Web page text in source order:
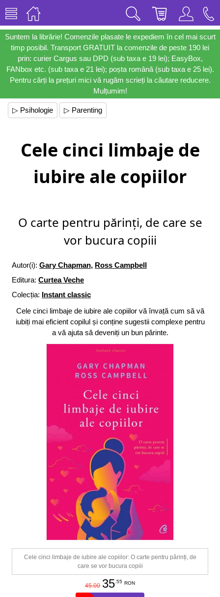
Suntem la librărie! Comenzile plasate le expediem în cel mai scurt
timp posibil. Transport GRATUIT la comenzile de peste 190 lei
prin: curier Cargus sau DPD (sub taxa e 19 lei); EasyBox,
FANbox etc. (sub taxa e 21 lei); poșta română (sub taxa e 25 lei).
Pentru cărți la prețuri mici vă rugăm scrieți la căutare reducere.
Mulțumim!
▷ Psihologie ▷ Parenting
Cele cinci limbaje de
iubire ale copiilor
O carte pentru părinți, de care se
vor bucura copiii
Autor(i): Gary Chapman, Ross Campbell
Editura: Curtea Veche
Colecția: Instant classic
Cele cinci limbaje de iubire ale copiilor vă învață cum să vă
iubiți mai eficient copilul și conține sugestii complexe pentru
a vă ajuta să deveniți un bun părinte.
Cele cinci limbaje de iubire ale copiilor: O carte pentru părinți, de
care se vor bucura copiii
45.00 35.55 RON